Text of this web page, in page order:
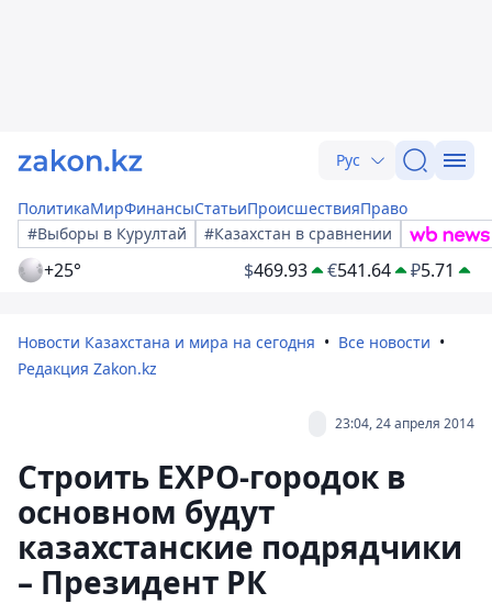
Рус
ПолитикаМирФинансыСтатьиПроисшествияПраво
#Выборы в Курултай
#Казахстан в сравнении
+25° $469.93 €541.64 ₽5.71
Новости Казахстана и мира на сегодня
Все новости
Редакция Zakon.kz
23:04, 24 апреля 2014
Строить EXPO-городок в
основном будут
казахстанские подрядчики
– Президент РК